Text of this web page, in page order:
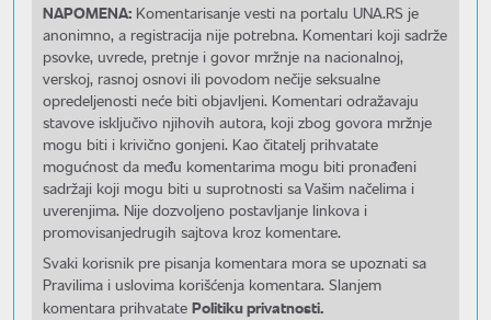
NAPOMENA: Komentarisanje vesti na portalu UNA.RS je
anonimno, a registracija nije potrebna. Komentari koji sadrže
psovke, uvrede, pretnje i govor mržnje na nacionalnoj,
verskoj, rasnoj osnovi ili povodom nečije seksualne
opredeljenosti neće biti objavljeni. Komentari odražavaju
stavove isključivo njihovih autora, koji zbog govora mržnje
mogu biti i krivično gonjeni. Kao čitatelj prihvatate
mogućnost da među komentarima mogu biti pronađeni
sadržaji koji mogu biti u suprotnosti sa Vašim načelima i
uverenjima. Nije dozvoljeno postavljanje linkova i
promovisanjedrugih sajtova kroz komentare.
Svaki korisnik pre pisanja komentara mora se upoznati sa
Pravilima i uslovima korišćenja komentara. Slanjem
komentara prihvatate Politiku privatnosti.